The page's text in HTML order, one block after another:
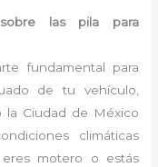
las pila para
fundamental para
de tu vehículo,
la Ciudad de México
climáticas
motero o estás